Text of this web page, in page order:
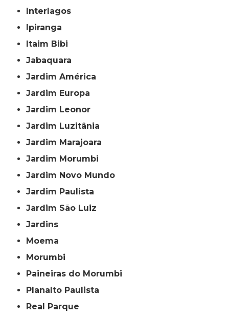
Interlagos
Ipiranga
Itaim Bibi
Jabaquara
Jardim América
Jardim Europa
Jardim Leonor
Jardim Luzitânia
Jardim Marajoara
Jardim Morumbi
Jardim Novo Mundo
Jardim Paulista
Jardim São Luiz
Jardins
Moema
Morumbi
Paineiras do Morumbi
Planalto Paulista
Real Parque